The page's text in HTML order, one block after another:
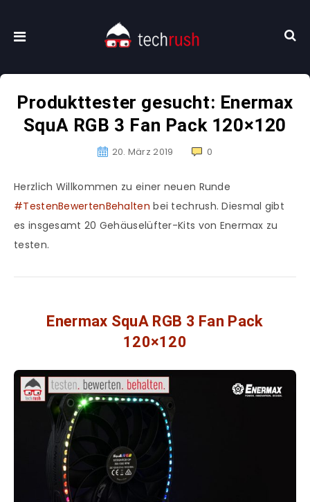
Produkttester gesucht: Enermax
SquA RGB 3 Fan Pack 120×120
20. März 2019 0
Herzlich Willkommen zu einer neuen Runde
#TestenBewertenBehalten bei techrush. Diesmal gibt
es insgesamt 20 Gehäuselüfter-Kits von Enermax zu
testen.
Enermax SquA RGB 3 Fan Pack
120×120